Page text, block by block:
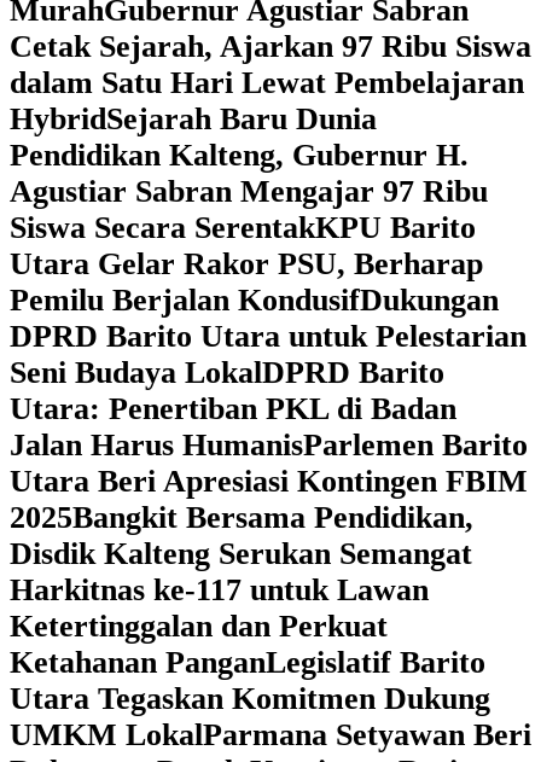
MurahGubernur Agustiar Sabran
Cetak Sejarah, Ajarkan 97 Ribu Siswa
dalam Satu Hari Lewat Pembelajaran
HybridSejarah Baru Dunia
Pendidikan Kalteng, Gubernur H.
Agustiar Sabran Mengajar 97 Ribu
Siswa Secara SerentakKPU Barito
Utara Gelar Rakor PSU, Berharap
Pemilu Berjalan KondusifDukungan
DPRD Barito Utara untuk Pelestarian
Seni Budaya LokalDPRD Barito
Utara: Penertiban PKL di Badan
Jalan Harus HumanisParlemen Barito
Utara Beri Apresiasi Kontingen FBIM
2025‎Bangkit Bersama Pendidikan,
Disdik Kalteng Serukan Semangat
Harkitnas ke-117 untuk Lawan
Ketertinggalan dan Perkuat
Ketahanan PanganLegislatif Barito
Utara Tegaskan Komitmen Dukung
UMKM LokalParmana Setyawan Beri